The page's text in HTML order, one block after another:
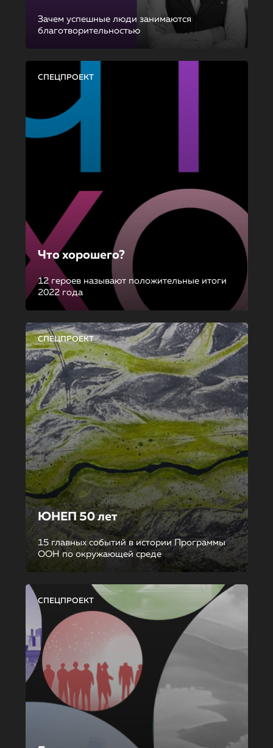
Зачем успешные люди занимаются
благотворительностью
СПЕЦПРОЕКТ
Что хорошего?
12 героев называют положительные итоги
2022 года
СПЕЦПРОЕКТ
ЮНЕП 50 лет
15 главных событий в истории Программы
ООН по окружающей среде
СПЕЦПРОЕКТ